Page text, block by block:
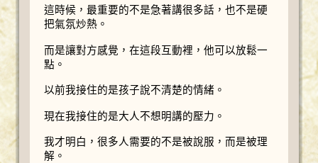
這時候，最重要的不是急著講很多話，也不是硬
把氣氛炒熱。
而是讓對方感覺，在這段互動裡，他可以放鬆一
點。
以前我接住的是孩子說不清楚的情緒。
現在我接住的是大人不想明講的壓力。
我才明白，很多人需要的不是被說服，而是被理
解。